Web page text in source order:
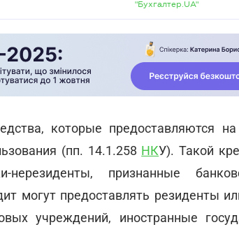
"Бухгалтер.UA"
которые предоставляются
(пп. 14.1.258 НКУ). Такой
нерезиденты, признанные
могут предоставлять резиденты
учреждений, иностранные